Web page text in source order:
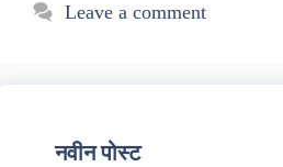
Leave a comment
नवीन पोस्ट